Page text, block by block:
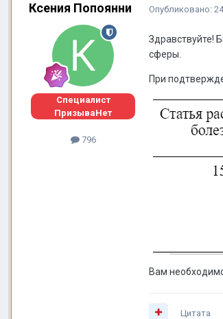
Ксения Попоянни
Специалист
ПризываНет
796
Опубликовано:
Здравствуйте!
сферы.
При
Вам
Цитата